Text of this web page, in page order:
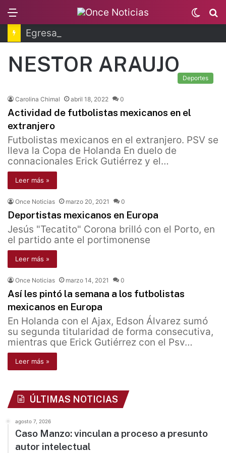
Switch
skin
NESTOR ARAUJO
Deportes
Carolina Chimal abril 18, 2022 0
Actividad de futbolistas mexicanos en el
extranjero
Futbolistas mexicanos en el extranjero. PSV se
lleva la Copa de Holanda En duelo de
connacionales Erick Gutiérrez y el…
Leer más »
Once Noticias marzo 20, 2021 0
Deportistas mexicanos en Europa
Jesús "Tecatito" Corona brilló con el Porto, en
el partido ante el portimonense
Leer más »
Once Noticias marzo 14, 2021 0
Así les pintó la semana a los futbolistas
mexicanos en Europa
En Holanda con el Ajax, Edson Álvarez sumó
su segunda titularidad de forma consecutiva,
mientras que Erick Gutiérrez con el Psv…
Leer más »
ÚLTIMAS NOTICIAS
agosto 7, 2026
Caso Manzo: vinculan a proceso a presunto
autor intelectual